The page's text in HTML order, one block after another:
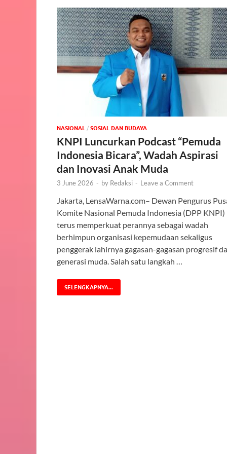
NASIONAL / SOSIAL DAN BUDAYA
KNPI Luncurkan Podcast “Pemuda
Indonesia Bicara”, Wadah Aspirasi
dan Inovasi Anak Muda
3 June 2026 - by Redaksi - Leave a Comment
Jakarta, LensaWarna.com– Dewan Pengurus
Komite Nasional Pemuda Indonesia (DPP KNPI)
terus memperkuat perannya sebagai wadah
berhimpun organisasi kepemudaan sekaligus
penggerak lahirnya gagasan-gagasan progresif
generasi muda. Salah satu langkah …
SELENGKAPNYA...